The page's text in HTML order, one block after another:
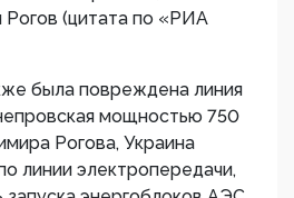
Рогов (цитата по «РИА
была повреждена линия
мощностью 750
Рогова, Украина
линии электропередачи,